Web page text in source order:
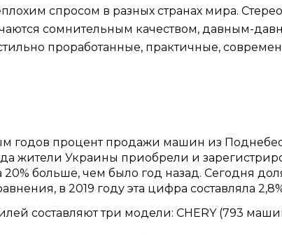
спросом в разных странах мира.
сомнительным качеством, давным-
проработанные, практичные,
годов процент продажи машин из
жители Украины приобрели и
20% больше, чем было год назад. Сегодня
в 2019 году эта цифра составляла
составляют три модели: CHERY (793